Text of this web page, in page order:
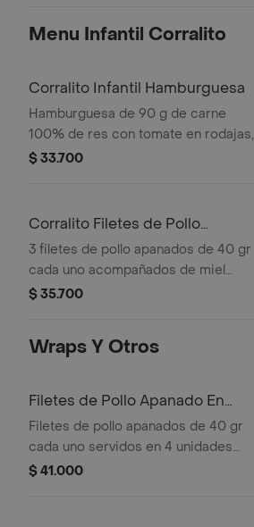
bebida PET
Menu Infantil Corralito
Corralito Infantil Hamburguesa
Hamburguesa de 90 g de carne
100% de res con tomate en rodajas,
lechuga en julianas, salsa blanca y
60 g
$ 33.700
Corralito Filetes de Pollo
Apanados
3 filetes de pollo apanados de 40 gr
cada uno acompañados de miel
mostaza con papas Corral medianas,
$ 35.700
Wraps Y Otros
Filetes de Pollo Apanado En
Combo
Filetes de pollo apanados de 40 gr
cada uno servidos en 4 unidades
acompañados de miel mostaza +
$ 41.000